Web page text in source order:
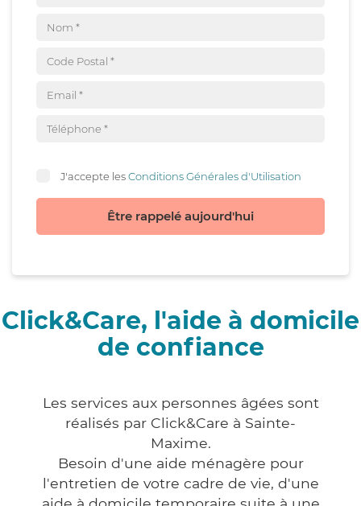
J'accepte lesConditions Générales d'Utilisation
Être rappelé aujourd'hui
Click&Care, l'aide à domicile
de confiance
Les services aux personnes âgées sont
réalisés par Click&Care à Sainte-
Maxime.
Besoin d'une aide ménagère pour
l'entretien de votre cadre de vie, d'une